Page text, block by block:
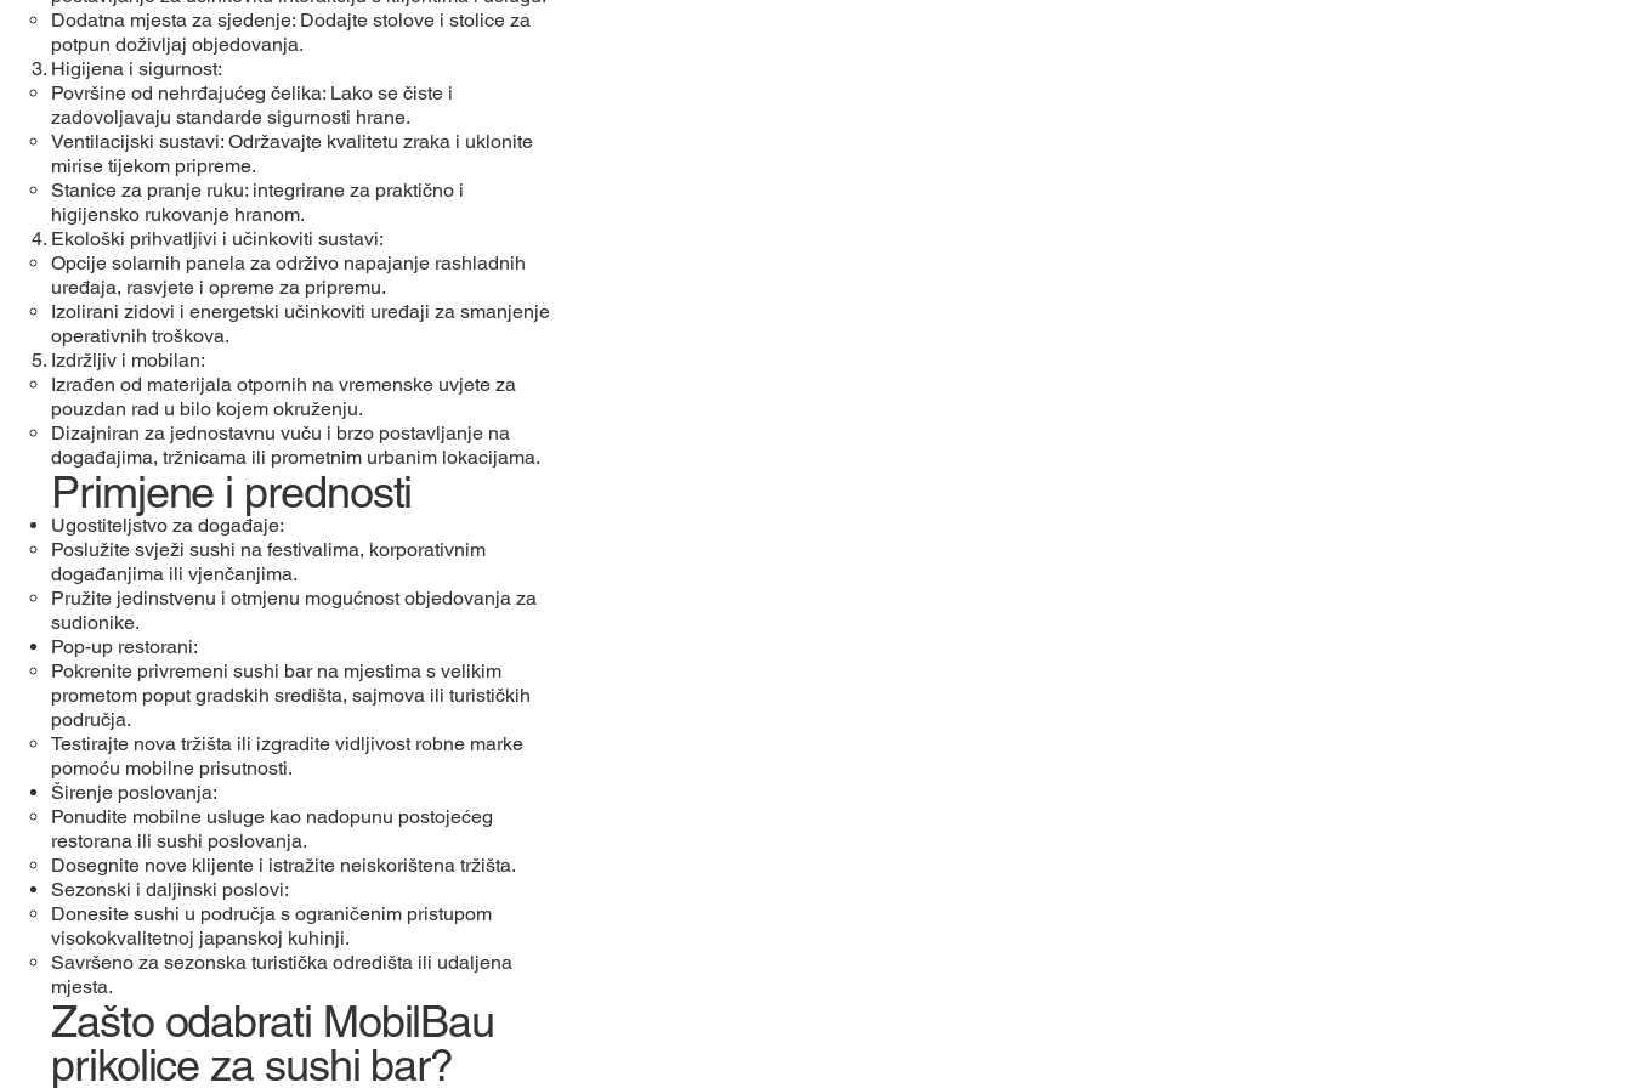
Dodatna mjesta za sjedenje: Dodajte stolove i stolice za
potpun doživljaj objedovanja.
Higijena i sigurnost:
Površine od nehrđajućeg čelika: Lako se čiste i
zadovoljavaju standarde sigurnosti hrane.
Ventilacijski sustavi: Održavajte kvalitetu zraka i uklonite
mirise tijekom pripreme.
Stanice za pranje ruku: integrirane za praktično i
higijensko rukovanje hranom.
Ekološki prihvatljivi i učinkoviti sustavi:
Opcije solarnih panela za održivo napajanje rashladnih
uređaja, rasvjete i opreme za pripremu.
Izolirani zidovi i energetski učinkoviti uređaji za smanjenje
operativnih troškova.
Izdržljiv i mobilan:
Izrađen od materijala otpornih na vremenske uvjete za
pouzdan rad u bilo kojem okruženju.
Dizajniran za jednostavnu vuču i brzo postavljanje na
događajima, tržnicama ili prometnim urbanim lokacijama.
Primjene i prednosti
Ugostiteljstvo za događaje:
Poslužite svježi sushi na festivalima, korporativnim
događanjima ili vjenčanjima.
Pružite jedinstvenu i otmjenu mogućnost objedovanja za
sudionike.
Pop-up restorani:
Pokrenite privremeni sushi bar na mjestima s velikim
prometom poput gradskih središta, sajmova ili turističkih
područja.
Testirajte nova tržišta ili izgradite vidljivost robne marke
pomoću mobilne prisutnosti.
Širenje poslovanja:
Ponudite mobilne usluge kao nadopunu postojećeg
restorana ili sushi poslovanja.
Dosegnite nove klijente i istražite neiskorištena tržišta.
Sezonski i daljinski poslovi:
Donesite sushi u područja s ograničenim pristupom
visokokvalitetnoj japanskoj kuhinji.
Savršeno za sezonska turistička odredišta ili udaljena
mjesta.
Zašto odabrati MobilBau
prikolice za sushi bar?